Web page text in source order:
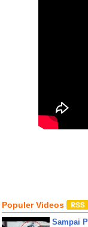
Populer Videos
Sampai